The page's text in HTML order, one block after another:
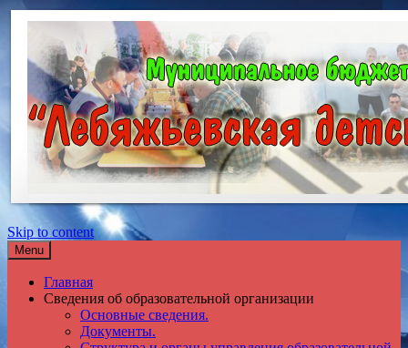
Skip to content
Menu
Главная
Сведения об образовательной организации
Основные сведения.
Документы.